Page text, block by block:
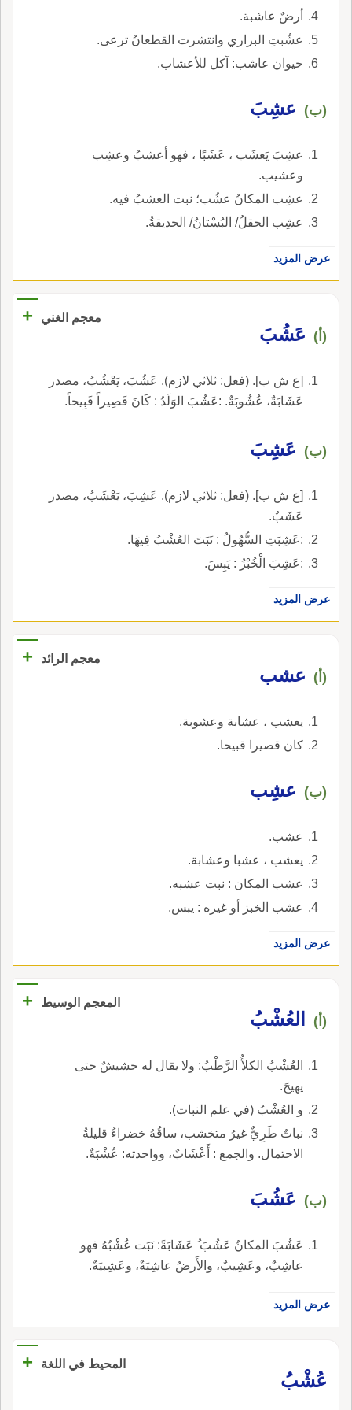
أرضٌ عاشبة.
عشُبتِ البراري وانتشرت القطعانُ ترعى.
حيوان عاشب: آكل للأعشاب.
(ب) عشِبَ
عشِبَ يَعشَب ، عَشَبًا ، فهو أعشبُ وعشِب
وعشيب.
عشِب المكانُ عشُب؛ نبت العشبُ فيه.
عشِب الحقلُ/ البُسْتانُ/ الحديقةُ.
عرض المزيد
معجم الغني +
(أ) عَشُبَ
[ع ش ب]. (فعل: ثلاثي لازم). عَشُبَ، يَعْشُبُ، مصدر
عَشَابَةٌ، عُشُوبَةٌ. :عَشُبَ الوَلَدُ : كَانَ قَصِيراً قَبِيحاً.
(ب) عَشِبَ
[ع ش ب]. (فعل: ثلاثي لازم). عَشِبَ، يَعْشَبُ، مصدر
عَشَبٌ.
:عَشِبَتِ السُّهُولُ : نَبَتَ العُشْبُ فِيهَا.
:عَشِبَ الْخُبْزُ : يَبِسَ.
عرض المزيد
معجم الرائد +
(أ) عشب
يعشب ، عشابة وعشوبة.
كان قصيرا قبيحا.
(ب) عشِب
عشب.
يعشب ، عشبا وعشابة.
عشب المكان : نبت عشبه.
عشب الخبز أو غيره : يبس.
عرض المزيد
المعجم الوسيط +
(أ) العُشْبُ
العُشْبُ الكلأُ الرَّطْبُ: ولا يقال له حشيشٌ حتى
يهيجَ.
و العُشْبُ (في علم النبات).
نباتٌ طَرِيٌّ غيرُ متخشب، ساقُهُ خضراءُ قليلةُ
الاحتمال. والجمع : أَعْشَابٌ، وواحدته: عُشْبَةٌ.
(ب) عَشُبَ
عَشُبَ المكانُ عَشُبَ ُ عَشَابَةً: نَبَت عُشْبُهُ فهو
عاشِبٌ، وعَشِيبٌ، والأَرضُ عاشِبَةٌ، وعَشِبيَةٌ.
عرض المزيد
المحيط في اللغة
+
عُشْبُ